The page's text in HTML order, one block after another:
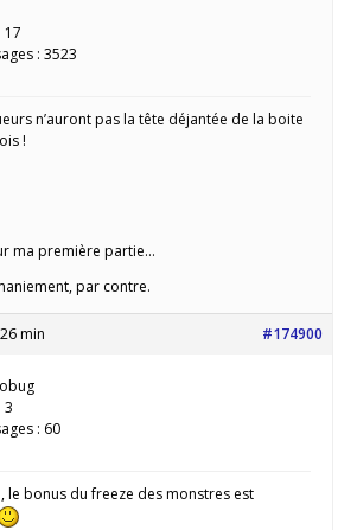
17
: 3523
n’auront pas la tête déjantée de la boite
!
ma première partie…
par contre.
min #174900
3
: 60
le bonus du freeze des monstres est